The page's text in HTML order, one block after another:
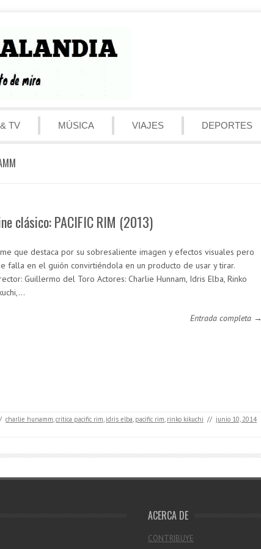
TV MÚSICA VIAJES DEPORTES
clásico: PACIFIC RIM (2013)
que destaca por su sobresaliente imagen y efectos visuales pero
falla en el guión convirtiéndola en un producto de usar y tirar.
Guillermo del Toro Actores: Charlie Hunnam, Idris Elba, Rinko
Entrada completa →
charlie hunamm,critica pacific rim, idris elba, pacific rim, rinko kikuchi // junio 10, 2014
ACERCA DE
CONTRIBUYE